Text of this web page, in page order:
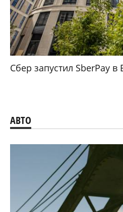
Сбер запустил SberPay в
АВТО